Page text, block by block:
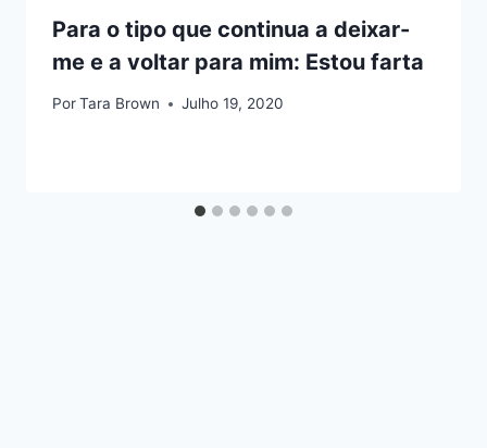
Para o tipo que continua a deixar-
me e a voltar para mim: Estou farta
PorTara Brown Julho 19, 2020